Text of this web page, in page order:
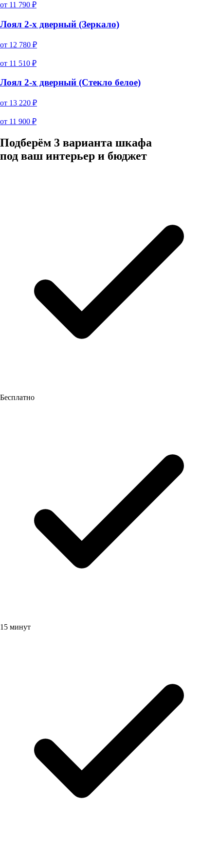
от 11 790 ₽
Лоял 2-х дверный (Зеркало)
от 12 780 ₽
от 11 510 ₽
Лоял 2-х дверный (Стекло белое)
от 13 220 ₽
от 11 900 ₽
Подберём 3 варианта шкафа
под ваш интерьер и бюджет
Бесплатно
15 минут